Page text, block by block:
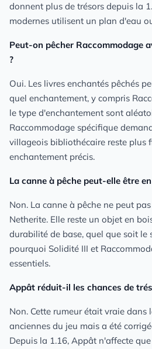
donnent plus de trésors depuis la
modernes utilisent un plan d'eau
Peut-on pêcher Raccommodage
?
Oui. Les livres enchantés pêchés
quel enchantement, y compris
le type d'enchantement sont
Raccommodage spécifique
villageois bibliothécaire reste plus
enchantement précis.
La canne à pêche peut-elle être
Non. La canne à pêche ne peut
Netherite. Elle reste un objet en
durabilité de base, quel que soit le
pourquoi Solidité III et
essentiels.
Appât réduit-il les chances de
Non. Cette rumeur était vraie dans
anciennes du jeu mais a été
Depuis la 1.16, Appât n'affecte